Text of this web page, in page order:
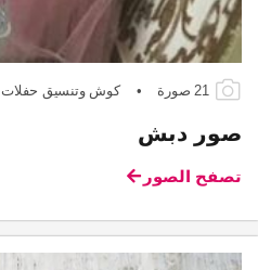
21 صورة • كوش وتنسيق حفلات
صور دبش
تصفح الصور